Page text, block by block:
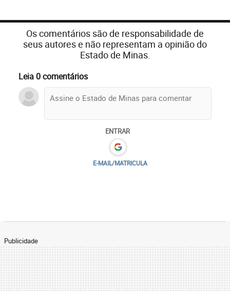
Os comentários são de responsabilidade de
seus autores e não representam a opinião do
Estado de Minas.
Leia 0 comentários
ENTRAR
E-MAIL/MATRICULA
Publicidade